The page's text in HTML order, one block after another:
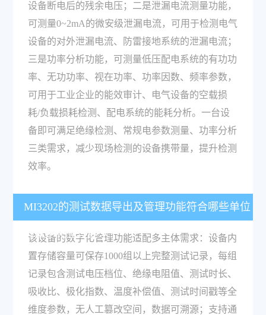
设备断电后的残余电压；二是泄漏电流测量功能，
可测量0~2mA的微安级泄漏电流，可用于检测电气
设备的对外泄漏电流、防雷接地系统的泄漏电流；
三是功率分析功能，可测量低压配电系统的有功功
率、无功功率、视在功率、功率因数、频率参数，
可用于工业企业的能效审计、电气设备的空载损
耗/负载损耗检测、配电系统的能耗分析。一台设
备即可满足绝缘检测、常规电参数测量、功率分析
三类需求，减少现场检测的设备携带量，提升检测
效率。
MI3202的测试数据导出及管理功能符合哪些单位
的数字化管理要求？
该设备的数字化管理功能适配多主体需求：设备内
置存储容量可保存1000组以上完整测试记录，每组
记录包含测试电压档位、绝缘电阻值、测试时长、
吸收比、极化指数、温度补偿值、测试时间戳等全
维度参数，无人工篡改空间，数据可溯源；支持通